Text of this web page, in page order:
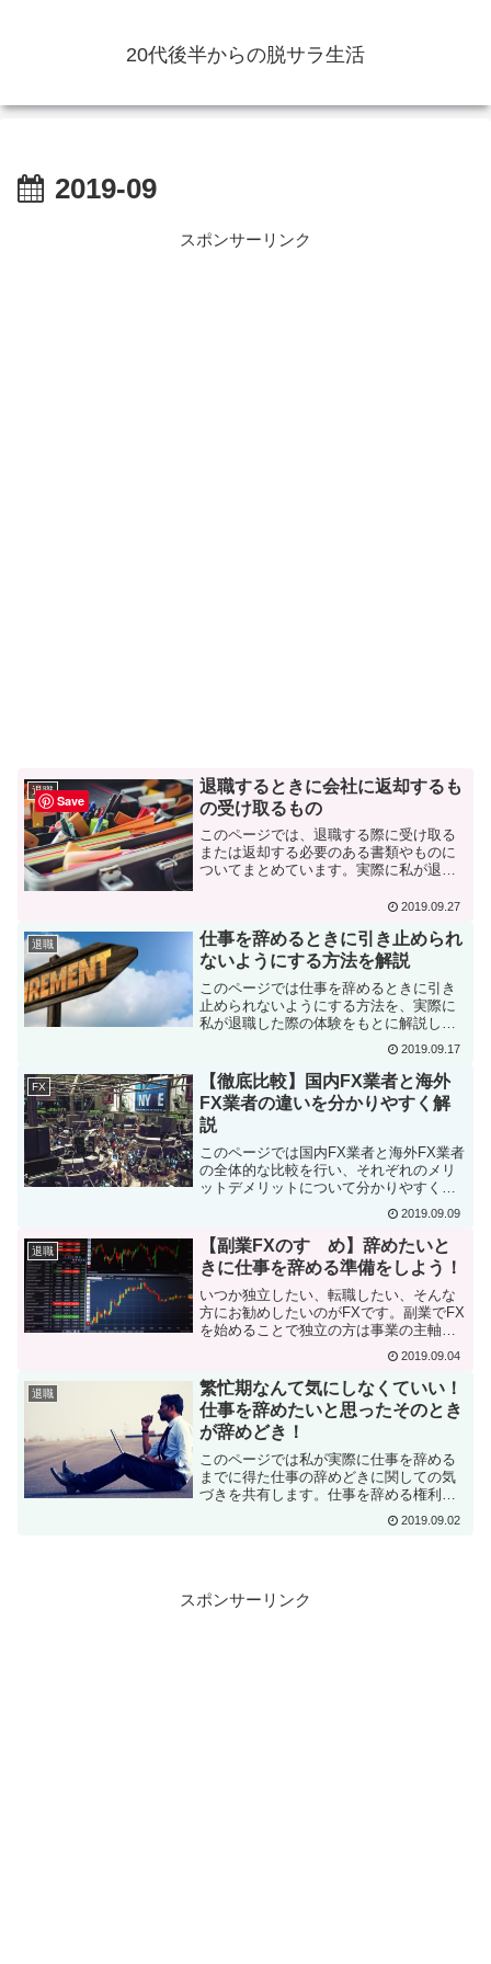
20代後半からの脱サラ生活
2019-09
スポンサーリンク
退職
退職するときに会社に返却するも
の受け取るもの
このページでは、退職する際に受け取る
または返却する必要のある書類やものに
ついてまとめています。実際に私が退職
ています。初めて退職する人でも、この
れなく、退職することができます。
2019.09.27
退職
仕事を辞めるときに引き止められ
ないようにする方法を解説
このページでは仕事を辞めるときに引き
止められないようにする方法を、実際に
私が退職した際の体験をもとに解説しま
す。仕事を辞めたいけど引き止められる
のがめんどくさい、引き止められないよ
うにしたいという方はこのページを読め
ば対策が分かります。
2019.09.17
FX
【徹底比較】国内FX業者と海外
FX業者の違いを分かりやすく解
説
このページでは国内FX業者と海外FX業者
の全体的な比較を行い、それぞれのメリ
ットデメリットについて分かりやすく解
説します。専門用語が多くて業者の比較
ができないFX初心者もこのページを読め
ば、国内と海外のそれぞれのFX業者の違
いが分かります。
2019.09.09
退職
【副業FXのすゝめ】辞めたいと
きに仕事を辞める準備をしよう！
いつか独立したい、転職したい、そんな
方にお勧めしたいのがFXです。副業でFX
を始めることで独立の方は事業の主軸
に、転職の方は別口の収入源として利用
できます。このページではFXとその他の
副業を比較してその利点を解説します。
2019.09.04
退職
繁忙期なんて気にしなくていい！
仕事を辞めたいと思ったそのとき
が辞めどき！
このページでは私が実際に仕事を辞める
までに得た仕事の辞めどきに関しての気
づきを共有します。仕事を辞める権利を
有するという根拠から、仕事を辞め辛く
させている具体的な理由について、解説
2019.09.02
スポンサーリンク
Save